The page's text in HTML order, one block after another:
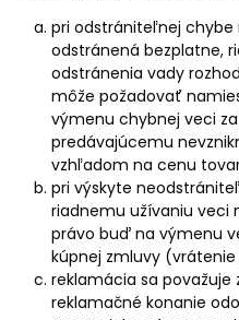
pri odstrániteľnej chybe
odstránená bezplatne,
odstránenia vady
môže požadovať
výmenu chybnej veci
predávajúcemu
vzhľadom na cenu
pri výskyte
riadnemu užívaniu veci
právo buď na výmenu
kúpnej zmluvy
reklamácia sa považuje
reklamačné konanie